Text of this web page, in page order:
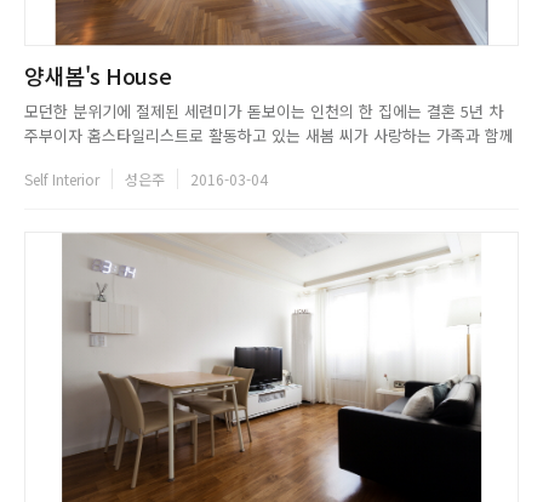
양새봄's House
모던한 분위기에 절제된 세련미가 돋보이는 인천의 한 집에는 결혼 5년 차
주부이자 홈스타일리스트로 활동하고 있는 새봄 씨가 사랑하는 가족과 함께
셀프 인테리어를 해온 그녀는 내추럴, 모던 등 다양한 컨셉의 인테리어를 시
Self Interior 성은주 2016-03-04